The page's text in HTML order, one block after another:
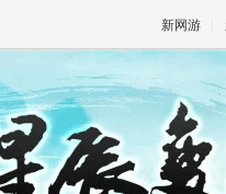
新网游